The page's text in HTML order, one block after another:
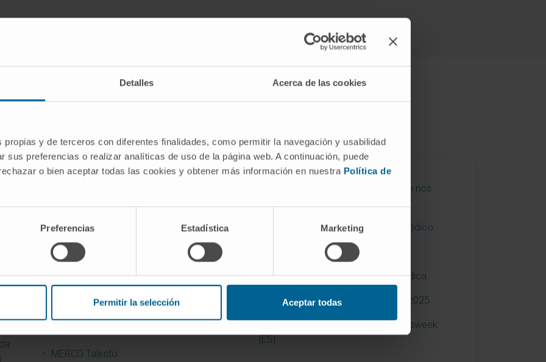
Detalles Acerca de las cookies
propias y de terceros con diferentes finalidades, como permitir la navegación y usabilidad
sus preferencias o realizar analíticas de uso de la página web. A continuación, puede
o bien aceptar todas las cookies y obtener más información en nuestra Política de
Preferencias Estadística Marketing
Permitir la selección Aceptar todas
2012)
Melhor Ideia Diário Médico 2009.
Laboratório PET-GMP
Melhor Instituição Sanitária da Década
MERCO Talento
Prémio de Excelência em Qualidade nos
Prémio Melhor Ideia 2019. Diario Médico
Prémios Best in Class (BIC)
Referência em investigação biomédica
World's Best Specialized Hospitals 2025
World’s Best Smart Hospitals - Newsweek
[ES]